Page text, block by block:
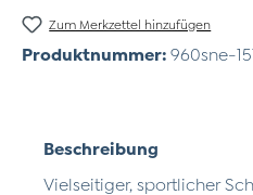
Zum Merkzettel hinzufügen
Produktnummer: 960sne-
Beschreibung
Vielseitiger, sportlicher